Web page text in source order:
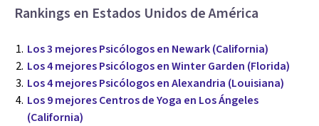
Rankings en Estados Unidos de América
Los 3 mejores Psicólogos en Newark (California)
Los 4 mejores Psicólogos en Winter Garden (Florida)
Los 4 mejores Psicólogos en Alexandria (Louisiana)
Los 9 mejores Centros de Yoga en Los Ángeles
(California)